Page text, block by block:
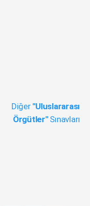
Diğer "Uluslararası
Örgütler"Sınavları